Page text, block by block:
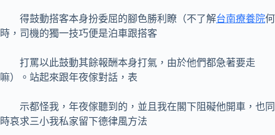
得鼓動搭客本身扮委屈的腳色勝利瞭（不了解台南療養院何
時，司機的獨一技巧便是泊車跟搭客
打罵以此鼓動其餘報酬本身打氣，由於他們都急著要走
嘛）。站起來跟年夜傢對話，表
示都怪我，年夜傢聽到的，並且我在閣下阻礙他開車，也同
時哀求三小我私家留下德律風方法